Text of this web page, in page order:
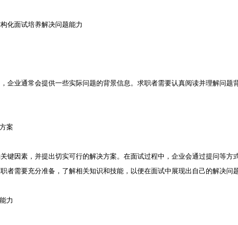
面试培养解决问题能力
业通常会提供一些实际问题的背景信息。求职者需要认真阅读并理解问题
案
因素，并提出切实可行的解决方案。在面试过程中，企业会通过提问等方
者需要充分准备，了解相关知识和技能，以便在面试中展现出自己的解决问题
力